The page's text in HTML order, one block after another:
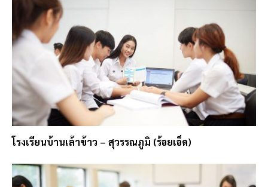
โรงเรียนบ้านเล้าข้าว – สุวรรณภูมิ (ร้อยเอ็ด)